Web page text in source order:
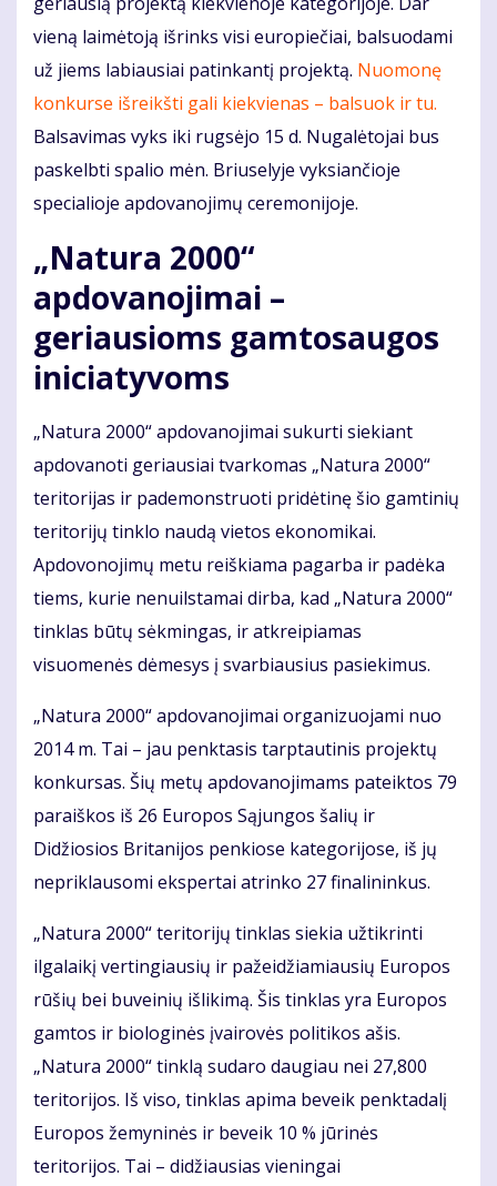
vieną laimėtoją išrinks visi europiečiai, balsuodami
už jiems labiausiai patinkantį projektą. Nuomonę
konkurse išreikšti gali kiekvienas – balsuok ir tu.
Balsavimas vyks iki rugsėjo 15 d. Nugalėtojai bus
paskelbti spalio mėn. Briuselyje vyksiančioje
specialioje apdovanojimų ceremonijoje.
„Natura 2000“
apdovanojimai –
geriausioms gamtosaugos
iniciatyvoms
„Natura 2000“ apdovanojimai sukurti siekiant
apdovanoti geriausiai tvarkomas „Natura 2000“
teritorijas ir pademonstruoti pridėtinę šio gamtinių
teritorijų tinklo naudą vietos ekonomikai.
Apdovonojimų metu reiškiama pagarba ir padėka
tiems, kurie nenuilstamai dirba, kad „Natura 2000“
tinklas būtų sėkmingas, ir atkreipiamas
visuomenės dėmesys į svarbiausius pasiekimus.
„Natura 2000“ apdovanojimai organizuojami nuo
2014 m. Tai – jau penktasis tarptautinis projektų
konkursas. Šių metų apdovanojimams pateiktos 79
paraiškos iš 26 Europos Sąjungos šalių ir
Didžiosios Britanijos penkiose kategorijose, iš jų
nepriklausomi ekspertai atrinko 27 finalininkus.
„Natura 2000“ teritorijų tinklas siekia užtikrinti
ilgalaikį vertingiausių ir pažeidžiamiausių Europos
rūšių bei buveinių išlikimą. Šis tinklas yra Europos
gamtos ir biologinės įvairovės politikos ašis.
„Natura 2000“ tinklą sudaro daugiau nei 27,800
teritorijos. Iš viso, tinklas apima beveik penktadalį
Europos žemyninės ir beveik 10 % jūrinės
teritorijos. Tai – didžiausias vieningai